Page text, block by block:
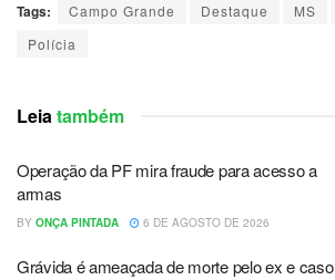
Tags: Campo Grande Destaque MS
Polícia
Leiatambém
Operação da PF mira fraude para acesso a
armas
BY ONÇA PINTADA 6 DE AGOSTO DE 2026
Grávida é ameaçada de morte pelo ex e caso